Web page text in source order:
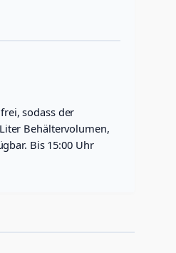
sodass der
Behältervolumen,
Bis 15:00 Uhr